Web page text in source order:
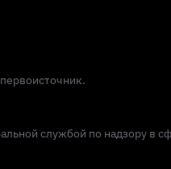
службой по надзору в